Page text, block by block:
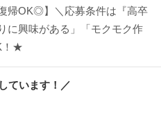
帰OK◎】＼応募条件は『高卒
に興味がある」「モクモク作
！★
ています！／